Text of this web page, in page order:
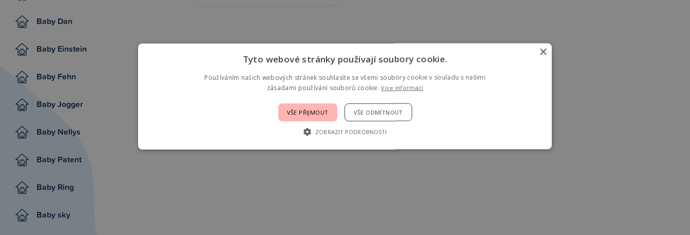
Baby Dan
Baby Einstein
Baby Fehn
Baby Jogger
Baby Nellys
Baby Patent
Baby Ring
Baby sky
×
Tyto webové stránky používají soubory cookie.
Používáním našich webových stránek souhlasíte se všemi soubory cookie v souladu s našimi
zásadami používání souborů cookie.Více informací
VŠE PŘIJMOUT VŠE ODMÍTNOUT
ZOBRAZIT PODROBNOSTI